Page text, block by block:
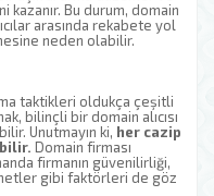
kazanır. Bu durum, domain
arasında rekabete yol
neden olabilir.
taktikleri oldukça çeşitli
bilinçli bir domain alıcısı
Unutmayın ki, her cazip
Domain firması
firmanın güvenilirliği,
gibi faktörleri de göz